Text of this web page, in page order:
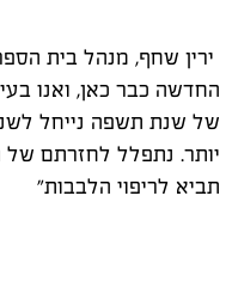
ירין שחף, מנהל בית
החדשה כבר כאן, ואנו
של שנת תשפה נייחל
יותר. נתפלל לחזרתם של
תביא לריפוי הלבבות"